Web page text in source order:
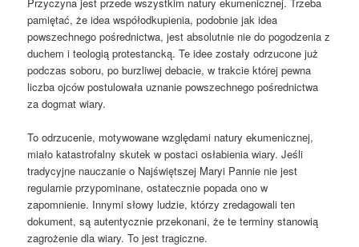
Przyczyna jest przede wszystkim natury ekumenicznej. Trzeba
pamiętać, że idea współodkupienia, podobnie jak idea
powszechnego pośrednictwa, jest absolutnie nie do pogodzenia z
duchem i teologią protestancką. Te idee zostały odrzucone już
podczas soboru, po burzliwej debacie, w trakcie której pewna
liczba ojców postulowała uznanie powszechnego pośrednictwa
za dogmat wiary.
To odrzucenie, motywowane względami natury ekumenicznej,
miało katastrofalny skutek w postaci osłabienia wiary. Jeśli
tradycyjne nauczanie o Najświętszej Maryi Pannie nie jest
regularnie przypominane, ostatecznie popada ono w
zapomnienie. Innymi słowy ludzie, którzy zredagowali ten
dokument, są autentycznie przekonani, że te terminy stanowią
zagrożenie dla wiary. To jest tragiczne.